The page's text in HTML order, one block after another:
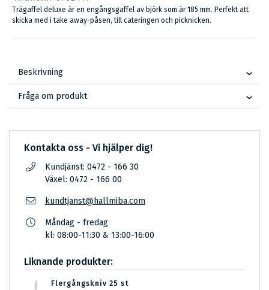
Trägaffel deluxe är en engångsgaffel av björk som är 185 mm. Perfekt att
skicka med i take away-påsen, till cateringen och picknicken.
Beskrivning
Fråga om produkt
Kontakta oss - Vi hjälper dig!
Kundjänst: 0472 - 166 30
Växel: 0472 - 166 00
kundtjanst@hallmiba.com
Måndag - fredag
kl: 08:00-11:30 & 13:00-16:00
Liknande produkter:
Flergångskniv 25 st